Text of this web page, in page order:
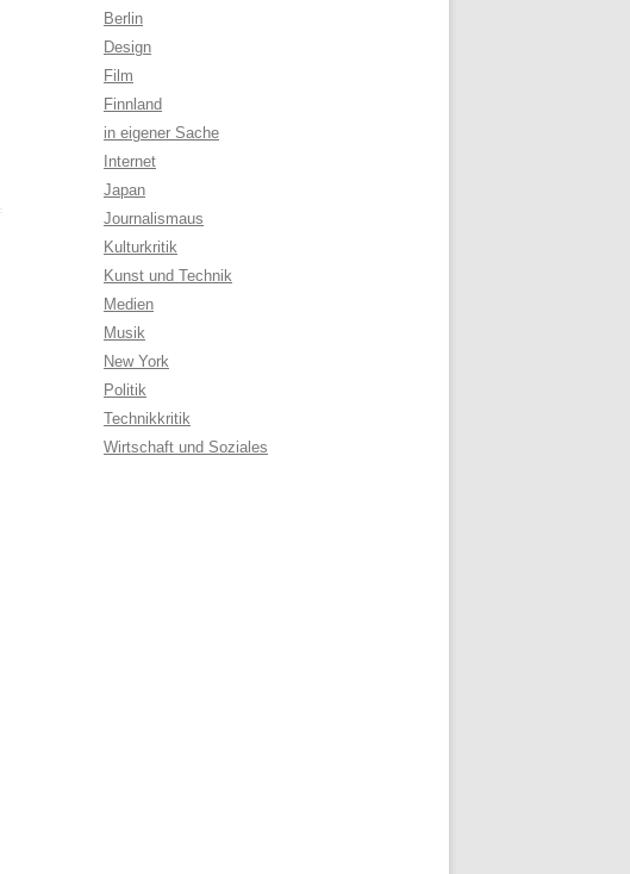
Berlin
Design
Film
Finnland
in eigener Sache
Internet
Japan
Journalismaus
Kulturkritik
Kunst und Technik
Medien
Musik
New York
Politik
Technikkritik
Wirtschaft und Soziales